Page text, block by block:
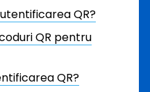
QR?
QR pentru
QR?